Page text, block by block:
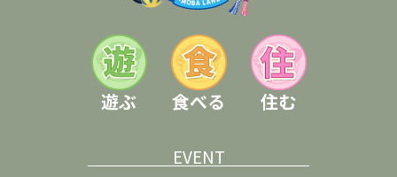
遊ぶ 食べる 住む
EVENT